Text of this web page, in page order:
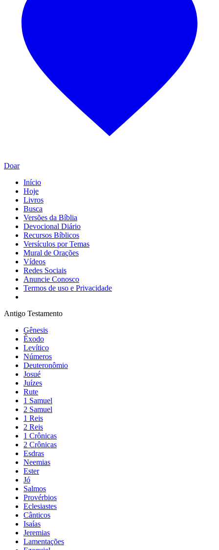
Doar
Início
Hoje
Livros
Busca
Versões da Bíblia
Devocional Diário
Recursos Bíblicos
Versículos por Temas
Mural de Orações
Vídeos
Redes Sociais
Anuncie Conosco
Termos de uso e Privacidade
Antigo Testamento
Gênesis
Êxodo
Levítico
Números
Deuteronômio
Josué
Juízes
Rute
1 Samuel
2 Samuel
1 Reis
2 Reis
1 Crônicas
2 Crônicas
Esdras
Neemias
Ester
Jó
Salmos
Provérbios
Eclesiastes
Cânticos
Isaías
Jeremias
Lamentações